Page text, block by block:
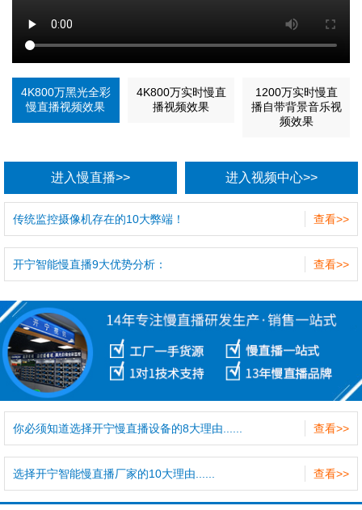
4K800万黑光全彩
慢直播视频效果
4K800万实时慢直
播视频效果
1200万实时慢直
播自带背景音乐视
频效果
进入慢直播>> 进入视频中心>>
查看>>
传统监控摄像机存在的10大弊端！
查看>>
开宁智能慢直播9大优势分析：
查看>>
你必须知道选择开宁慢直播设备的8大理由......
查看>>
选择开宁智能慢直播厂家的10大理由......